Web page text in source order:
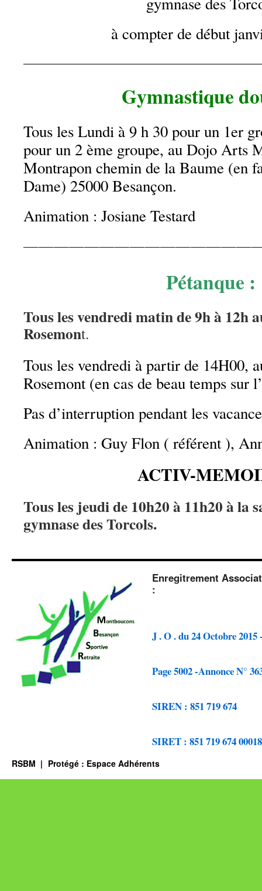
à compter de début
Gymnastique
Tous les Lundi à 9 h 30 pour un 1er
pour un 2 ème groupe, au Dojo Arts
Montrapon chemin de la Baume (en
Dame) 25000 Besançon.
Animation : Josiane Testard
Pétanque :
Tous les vendredi matin de 9h à 12h
Rosemont.
Tous les vendredi à partir de 14H00,
Rosemont (en cas de beau temps sur
Pas d’interruption pendant les
Animation : Guy Flon ( référent ),
ACTIV-
Tous les jeudi de 10h20 à 11h20 à la
gymnase des Torcols.
Enregitrement
:
J . O . du 24 Octobre 2015
Page 5002 -Annonce N°
SIREN : 851 719 674
SIRET : 851 719 674 00018
RSBM Protégé : Espace Adhérents